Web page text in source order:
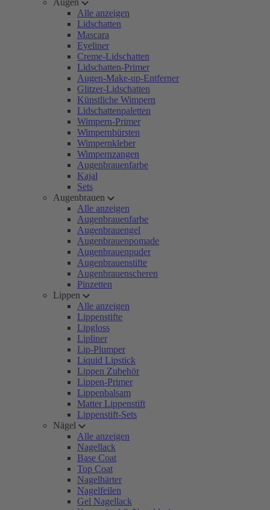
Augen
Alle anzeigen
Lidschatten
Mascara
Eyeliner
Creme-Lidschatten
Lidschatten-Primer
Augen-Make-up-Entferner
Glitzer-Lidschatten
Künstliche Wimpern
Lidschattenpaletten
Wimpern-Primer
Wimpernbürsten
Wimpernkleber
Wimpernzangen
Augenbrauenfarbe
Kajal
Sets
Augenbrauen
Alle anzeigen
Augenbrauenfarbe
Augenbrauengel
Augenbrauenpomade
Augenbrauenpuder
Augenbrauenstifte
Augenbrauenscheren
Pinzetten
Lippen
Alle anzeigen
Lippenstifte
Lipgloss
Lipliner
Lip-Plumper
Liquid Lipstick
Lippen Zubehör
Lippen-Primer
Lippenbalsam
Matter Lippenstift
Lippenstift-Sets
Nägel
Alle anzeigen
Nagellack
Base Coat
Top Coat
Nagelhärter
Nagelfeilen
Gel Nagellack